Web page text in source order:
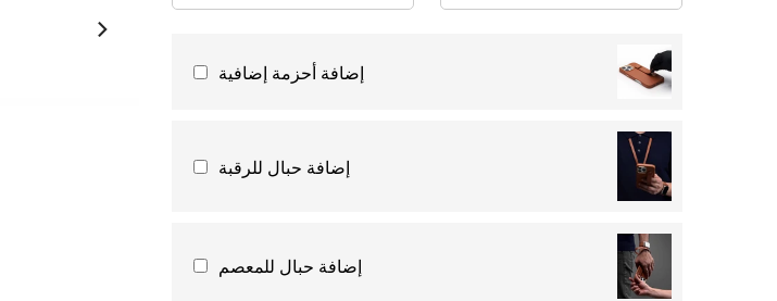
إضافة أحزمة إضافية
إضافة حبال للرقبة
إضافة حبال للمعصم